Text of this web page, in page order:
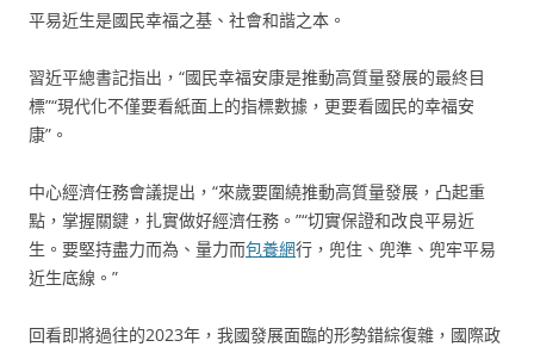
平易近生是國民幸福之基、社會和諧之本。
習近平總書記指出，“國民幸福安康是推動高質量發展的最終目
標”“現代化不僅要看紙面上的指標數據，更要看國民的幸福安
康”。
中心經濟任務會議提出，“來歲要圍繞推動高質量發展，凸起重
點，掌握關鍵，扎實做好經濟任務。”“切實保證和改良平易近
生。要堅持盡力而為、量力而包養網行，兜住、兜準、兜牢平易
近生底線。”
回看即將過往的2023年，我國發展面臨的形勢錯綜復雜，國際政